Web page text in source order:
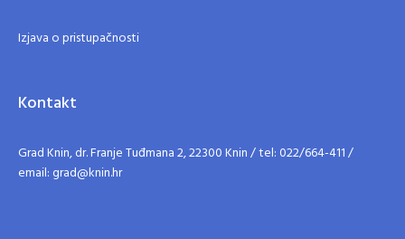
Izjava o pristupačnosti
Kontakt
Grad Knin, dr. Franje Tuđmana 2, 22300 Knin / tel: 022/664-411 /
email: grad@knin.hr